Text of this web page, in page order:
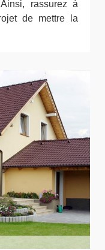
rassurez à
de mettre la